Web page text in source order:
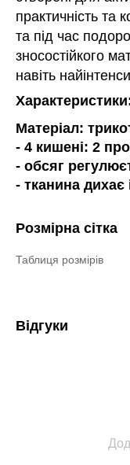
практичність та
та під час
зносостійкого
навіть
Матеріал:
- 4 кишені: 2
- обсяг
- тканина дихає
Розмірна сітка
Таблиця розмірів
Відгуки